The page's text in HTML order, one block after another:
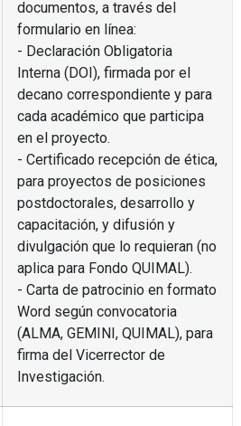
documentos, a través del
formulario en línea:
- Declaración Obligatoria
Interna (DOI), firmada por el
decano correspondiente y para
cada académico que participa
en el proyecto.
- Certificado recepción de ética,
para proyectos de posiciones
postdoctorales, desarrollo y
capacitación, y difusión y
divulgación que lo requieran (no
aplica para Fondo QUIMAL).
- Carta de patrocinio en formato
Word según convocatoria
(ALMA, GEMINI, QUIMAL), para
firma del Vicerrector de
Investigación.